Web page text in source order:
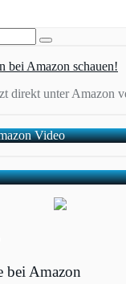
direkt unter Amazon
Video
bei Amazon